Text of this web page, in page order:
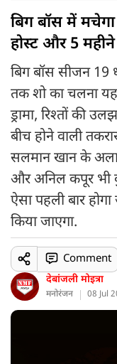
बिग बॉस में
होस्ट और 5
बिग बॉस सीजन 19
तक शो का चलना यह
ड्रामा, रिश्तों की
बीच होने वाली
सलमान खान के
और अनिल कपूर भी
ऐसा पहली बार
किया जाएगा.
देबांजली मोइत्रा
मनोरंजन 08 Jul
Comment